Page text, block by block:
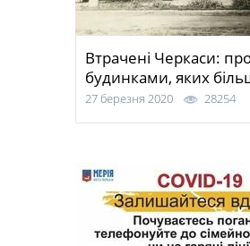
Втрачені Черкаси:
будинками, яких
27 березня 2020 28254